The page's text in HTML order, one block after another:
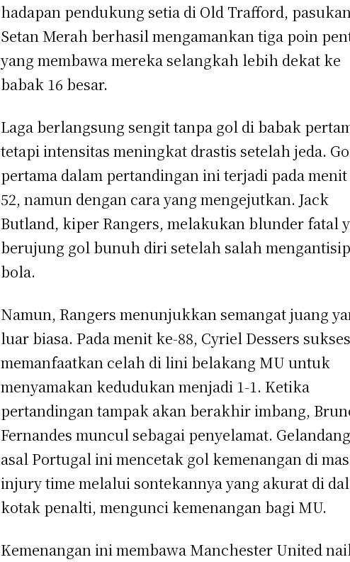
hadapan pendukung setia di Old Trafford,
Setan Merah berhasil mengamankan tiga poin
yang membawa mereka selangkah lebih dekat ke
babak 16 besar.
Laga berlangsung sengit tanpa gol di babak
tetapi intensitas meningkat drastis setelah jeda.
pertama dalam pertandingan ini terjadi pada
52, namun dengan cara yang mengejutkan. Jack
Butland, kiper Rangers, melakukan blunder fatal
berujung gol bunuh diri setelah salah
bola.
Namun, Rangers menunjukkan semangat juang
luar biasa. Pada menit ke-88, Cyriel Dessers sukses
memanfaatkan celah di lini belakang MU untuk
menyamakan kedudukan menjadi 1-1. Ketika
pertandingan tampak akan berakhir imbang,
Fernandes muncul sebagai penyelamat. Gelandang
asal Portugal ini mencetak gol kemenangan di
injury time melalui sontekannya yang akurat di
kotak penalti, mengunci kemenangan bagi MU.
Kemenangan ini membawa Manchester United